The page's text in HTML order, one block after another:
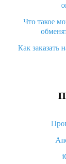
Что такое
Как заказать
Что значит
Что делать,
Как
Вы отменили
Что такое